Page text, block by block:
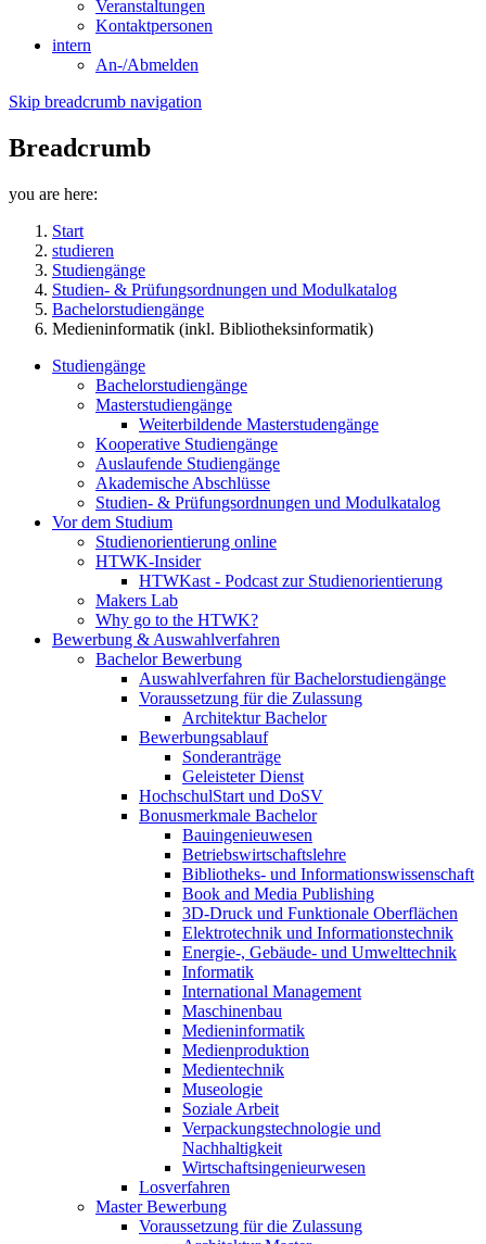
Veranstaltungen
Kontaktpersonen
intern
An-/Abmelden
Skip breadcrumb navigation
Breadcrumb
you are here:
Start
studieren
Studiengänge
Studien- & Prüfungsordnungen und Modulkatalog
Bachelorstudiengänge
Medieninformatik (inkl. Bibliotheksinformatik)
Studiengänge
Bachelorstudiengänge
Masterstudiengänge
Weiterbildende Masterstudengänge
Kooperative Studiengänge
Auslaufende Studiengänge
Akademische Abschlüsse
Studien- & Prüfungsordnungen und Modulkatalog
Vor dem Studium
Studienorientierung online
HTWK-Insider
HTWKast - Podcast zur Studienorientierung
Makers Lab
Why go to the HTWK?
Bewerbung & Auswahlverfahren
Bachelor Bewerbung
Auswahlverfahren für Bachelorstudiengänge
Voraussetzung für die Zulassung
Architektur Bachelor
Bewerbungsablauf
Sonderanträge
Geleisteter Dienst
HochschulStart und DoSV
Bonusmerkmale Bachelor
Bauingenieuwesen
Betriebswirtschaftslehre
Bibliotheks- und Informationswissenschaft
Book and Media Publishing
3D-Druck und Funktionale Oberflächen
Elektrotechnik und Informationstechnik
Energie-, Gebäude- und Umwelttechnik
Informatik
International Management
Maschinenbau
Medieninformatik
Medienproduktion
Medientechnik
Museologie
Soziale Arbeit
Verpackungstechnologie und
Nachhaltigkeit
Wirtschaftsingenieurwesen
Losverfahren
Master Bewerbung
Voraussetzung für die Zulassung